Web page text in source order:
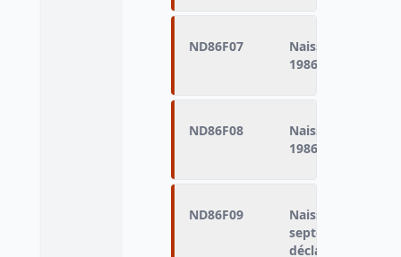
ND86F07
Naissances
1986
ND86F08
Naissances
1986
ND86F09
Naissances
septembre 1986
déclarés vivants)